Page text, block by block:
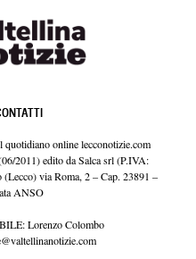
online lecconotizie.com
2011) edito da Salca srl (P.IVA:
(Lecco) via Roma, 2 – Cap. 23891 –
ANSO
Lorenzo Colombo